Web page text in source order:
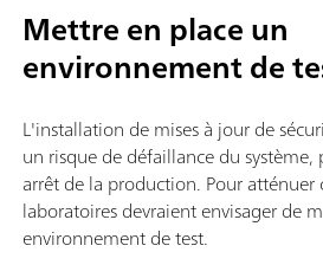
Mettre en place un
environnement de
L'installation de mises à jour de
un risque de défaillance du
arrêt de la production. Pour atténuer
laboratoires devraient envisager de
environnement de test.